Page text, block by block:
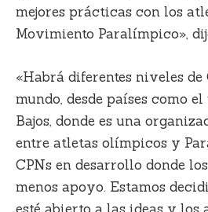
mejores prácticas con los
Movimiento Paralímpico»,
«Habrá diferentes niveles de
mundo, desde países como
Bajos, donde es una
entre atletas olímpicos y
CPNs en desarrollo donde
menos apoyo. Estamos